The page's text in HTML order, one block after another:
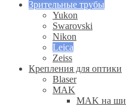
Зрительные трубы
Yukon
Swarovski
Nikon
Leica
Zeiss
Крепления для оптики
Blaser
MAK
MAK на